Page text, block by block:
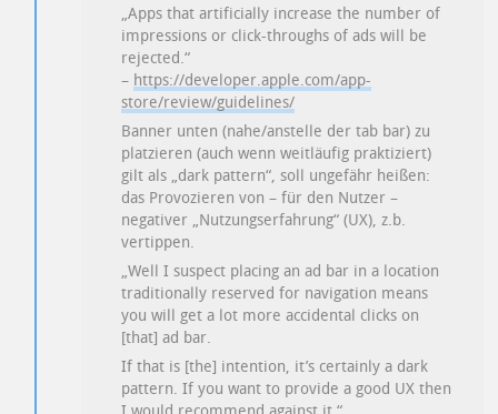
„Apps that artificially increase the number of
impressions or click-throughs of ads will be
rejected.“
– https://developer.apple.com/app-
store/review/guidelines/
Banner unten (nahe/anstelle der tab bar) zu
platzieren (auch wenn weitläufig praktiziert)
gilt als „dark pattern“, soll ungefähr heißen:
das Provozieren von – für den Nutzer –
negativer „Nutzungserfahrung“ (UX), z.b.
vertippen.
„Well I suspect placing an ad bar in a location
traditionally reserved for navigation means
you will get a lot more accidental clicks on
[that] ad bar.
If that is [the] intention, it’s certainly a dark
pattern. If you want to provide a good UX then